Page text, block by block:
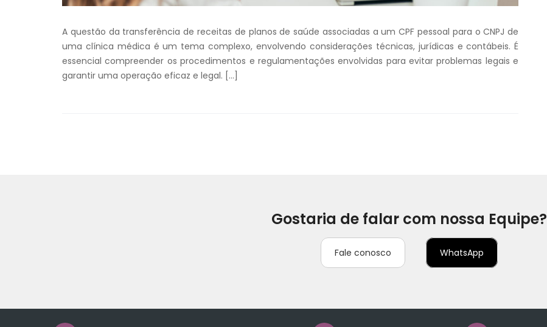
A questão da transferência de receitas de planos de saúde associadas a um CPF pessoal para o CNPJ de
uma clínica médica é um tema complexo, envolvendo considerações técnicas, jurídicas e contábeis. É
essencial compreender os procedimentos e regulamentações envolvidas para evitar problemas legais e
garantir uma operação eficaz e legal. […]
Gostaria de falar com nossa Equipe?
Fale conosco WhatsApp